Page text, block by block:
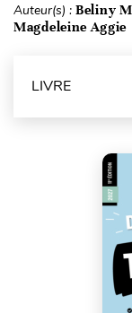
Auteur(s) : Beliny
Magdeleine Aggie
LIVRE